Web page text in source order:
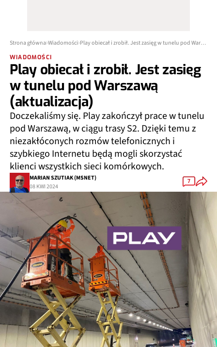
Strona główna Wiadomości Play obiecał i zrobił. Jest zasięg w tunelu pod Warszawą (aktualizacja)
WIADOMOŚCI
Play obiecał i zrobił. Jest zasięg
w tunelu pod Warszawą
(aktualizacja)
Doczekaliśmy się. Play zakończył prace w tunelu
pod Warszawą, w ciągu trasy S2. Dzięki temu z
niezakłóconych rozmów telefonicznych i
szybkiego Internetu będą mogli skorzystać
klienci wszystkich sieci komórkowych.
MARIAN SZUTIAK (MSNET)
08 KWI 2024
7